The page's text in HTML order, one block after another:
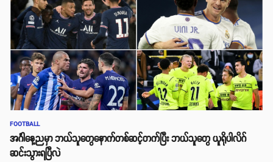
FOOTBALL
အင်္ဂါနေ့ညမှာ ဘယ်သူတွေနောက်တစ်ဆင့်တက်ပြီး ဘယ်သူတွေ ယူရိုပါလိဂ်
ဆင်းသွားရပြီလဲ